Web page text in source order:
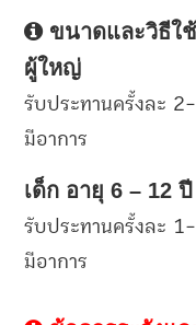
ขนาดและวิธีใช้
ผู้ใหญ่
รับประทานครั้งละ
มีอาการ
เด็ก อายุ 6 – 12 ปี
รับประทานครั้งละ
มีอาการ